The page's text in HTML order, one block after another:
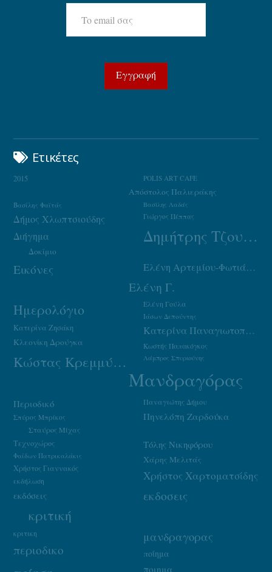
Ετικέτες
2015 POLIS ART CAFE
Απόστολος Παλιεράκης
Βασίλης Λαδάς
Βασίλης Φαϊτάς
Γιώργος Πέππας
Δήμος Χλωπτσιούδης
Δημήτρης Τζουμάκας
Διήγημα
Δοκίμιο
Εικόνες Ελένη Αρτεμίου-Φωτιάδου
Ελένη Γ.
Ελένη Γούλα
Ημερολόγιο Ιάσων Δεπούντης
Κατερίνα Ζησάκη Κατερίνα Παναγιωτοπούλου
Κλεονίκη Δρούγκα Κωστής Παπακόγκος
Κώστας Κρεμμύδας Λάμπρος Σπυριούνης
Μανδραγόρας
Παναγιώτης Δήμου
Περιοδικό
Πηνελόπη Ζαρδούκα
Σπύρος Μπρίκος
Σταύρος Μίχας
Τεχνοχώρος
Τόλης Νικηφόρου
Φαίδων Πατρικαλάκις Χάρης Μελιτάς
Χρήστος Γιαννακός
Χρήστος Χαρτοματσίδης
εκδήλωση
εκδοσεις
εκδόσεις
κριτική
κριτικη μανδραγορας
περιοδικο ποίημα
ποιημα